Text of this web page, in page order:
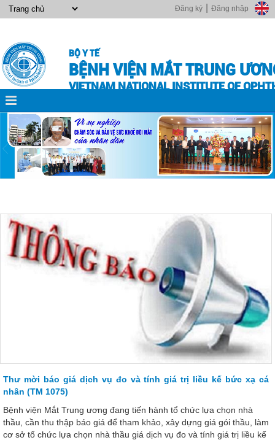
Đăng nhập
Đăng ký
BỘ Y TẾ
BỆNH VIỆN MẮT TRUNG
VIETNAM NATIONAL INSTITUTE OF
Thư mời báo giá dịch vụ đo và tính giá trị liều kế bức xạ cá
nhân (TM 1075)
Bệnh viện Mắt Trung ương đang tiến hành tổ chức lựa chọn nhà
thầu, cần thu thập báo giá để tham khảo, xây dựng giá gói thầu, làm
cơ sở tổ chức lựa chọn nhà thầu giá dịch vụ đo và tính giá trị liều kế